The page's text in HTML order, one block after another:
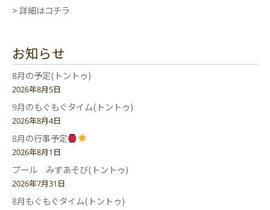
> 詳細はコチラ
お知らせ
8月の予定(トントゥ)
2026年8月5日
9月のもぐもぐタイム(トントゥ)
2026年8月4日
8月の行事予定
2026年8月1日
プール みずあそび(トントゥ)
2026年7月31日
8月もぐもぐタイム(トントゥ)